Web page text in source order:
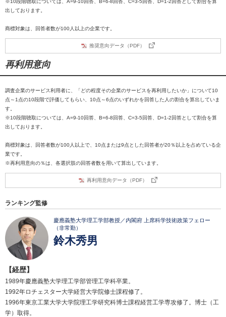
※10段階聴取については、A=9-10回答、B=6-8回答、C=3-5回答、D=1-2回答として割合を算
出しております。
商標対象は、回答者数が100人以上の企業です。
推奨意向データ（PDF）
再利用意向
調査企業のサービス利用者に、「どの程度その企業のサービスを再利用したいか」について10
点～1点の10段階で評価してもらい、10点～6点のいずれかを回答した人の割合を算出していま
す。
※10段階聴取については、A=9-10回答、B=6-8回答、C=3-5回答、D=1-2回答として割合を算
出しております。
商標対象は、回答者数が100人以上で、10点または9点とした回答者が20％以上を占めている企
業です。
※再利用意向の％は、各選択肢の回答者数を用いて算出しています。
再利用意向データ（PDF）
ランキング監修
慶應義塾大学理工学部教授／内閣府 上席科学技術政策フェロー
（非常勤）
鈴木秀男
【経歴】
1989年慶應義塾大学理工学部管理工学科卒業。
1992年ロチェスター大学経営大学院修士課程修了。
1996年東京工業大学大学院理工学研究科博士課程経営工学専攻修了。博士（工
学）取得。